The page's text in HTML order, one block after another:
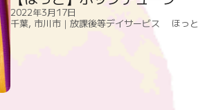
2022年3月17日
千葉, 市川市｜放課後等デイサービス ほっと